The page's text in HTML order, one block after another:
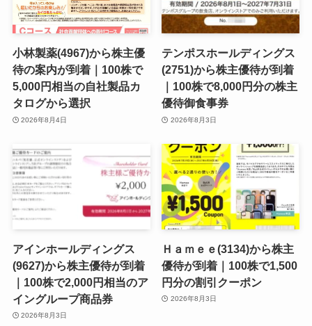
小林製薬(4967)から株主優
待の案内が到着｜100株で
5,000円相当の自社製品カ
タログから選択
2026年8月4日
テンポスホールディングス
(2751)から株主優待が到着
｜100株で8,000円分の株主
優待御食事券
2026年8月3日
アインホールディングス
(9627)から株主優待が到着
｜100株で2,000円相当のア
イングループ商品券
2026年8月3日
Ｈａｍｅｅ(3134)から株主
優待が到着｜100株で1,500
円分の割引クーポン
2026年8月3日